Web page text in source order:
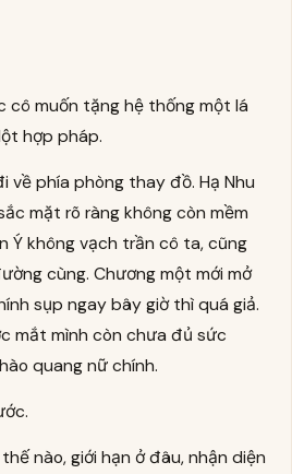
cô muốn tặng hệ thống một lá
hợp pháp.
về phía phòng thay đồ. Hạ Nhu
mặt rõ ràng không còn mềm
Ý không vạch trần cô ta, cũng
cùng. Chương một mới mở
sụp ngay bây giờ thì quá giả.
mắt mình còn chưa đủ sức
quang nữ chính.
nào, giới hạn ở đâu, nhận diện